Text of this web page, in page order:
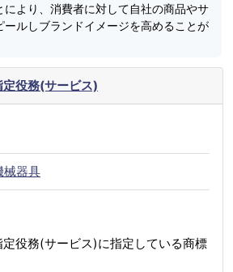
により、消費者に対して自社の商品やサ
ールしブランドイメージを高めることが
役務(サービス)
械器具
役務(サービス)に指定している商標